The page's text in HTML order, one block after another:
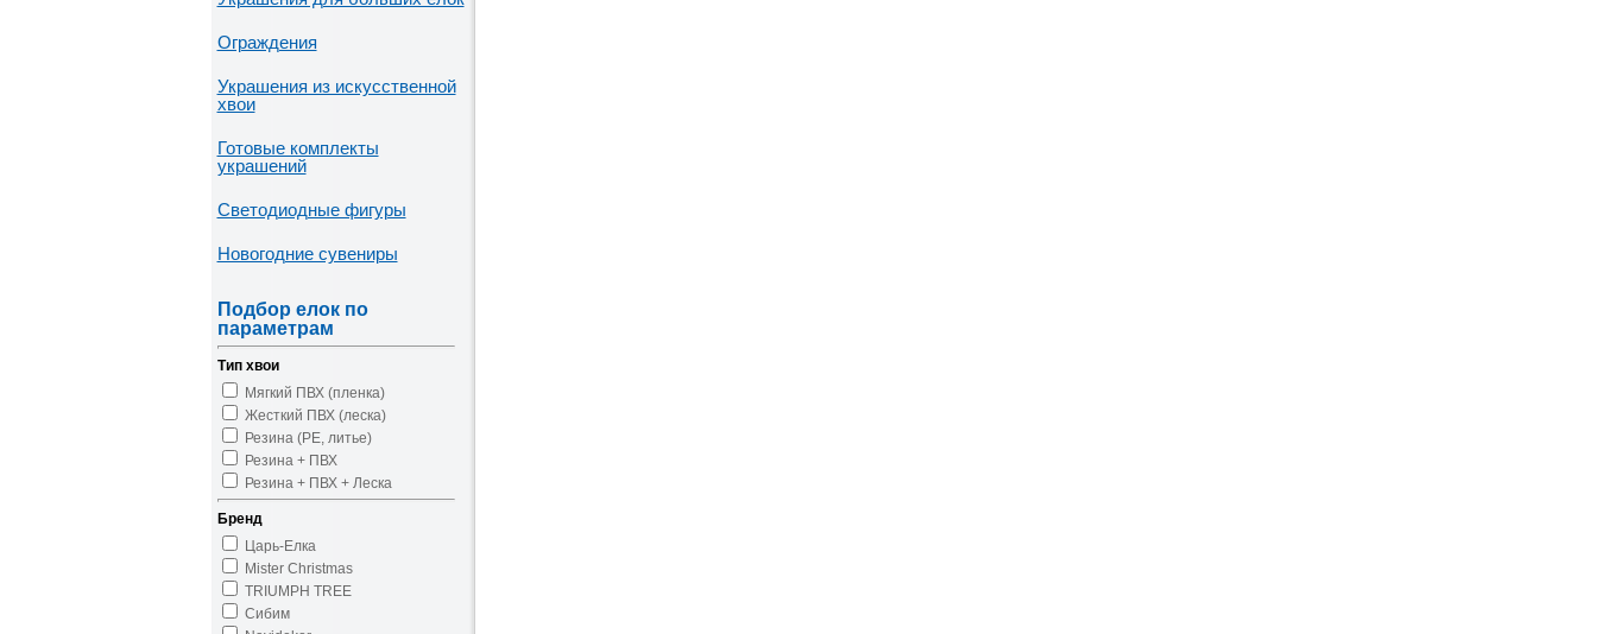
Ограждения
Украшения из искусственной
хвои
Готовые комплекты
украшений
Светодиодные фигуры
Новогодние сувениры
Подбор елок по
параметрам
Тип хвои
Мягкий ПВХ (пленка)
Жесткий ПВХ (леска)
Резина (PE, литье)
Резина + ПВХ
Резина + ПВХ + Леска
Бренд
Царь-Елка
Mister Christmas
TRIUMPH TREE
Сибим